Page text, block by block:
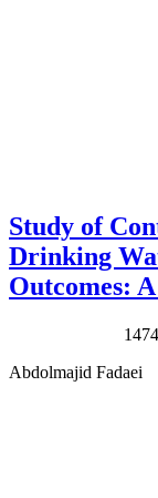
Study of
Drinking
Outcomes:
Abdolmajid Fadaei